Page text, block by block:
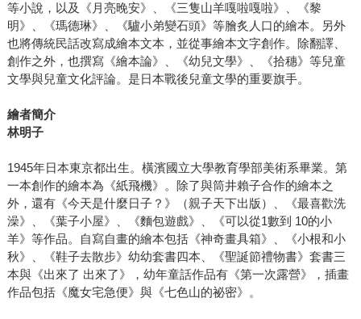
等小說，以及《月亮晚安》、《三隻山羊嘎啦嘎啦》、《黎
明》、《瑪德琳》、《驢小弟變石頭》等膾炙人口的繪本。另外
也將傳統民話改寫成繪本文本，並從事繪本文字創作。除翻譯、
創作之外，也撰寫《繪本論》、《幼兒文學》、《拾穗》等兒童
文學與兒童文化評論。是日本戰後兒童文學的重要旗手。
繪者簡介
林明子
1945年日本東京都出生。橫濱國立大學教育學部美術系畢業。第
一本創作的繪本為《紙飛機》。除了與筒井賴子合作的繪本之
外，還有《今天是什麼日子？》（親子天下出版）、《最喜歡洗
澡》、《葉子小屋》、《麵包遊戲》、《可以從1數到 10的小
羊》等作品。自寫自畫的繪本包括《神奇畫具箱》、《小根和小
秋》、《鞋子去散步》幼幼套書四本、《聖誕節禮物書》套書三
本與《出來了 出來了》，幼年童話作品有《第一次露營》，插畫
作品包括《魔女宅急便》與《七色山的祕密》。